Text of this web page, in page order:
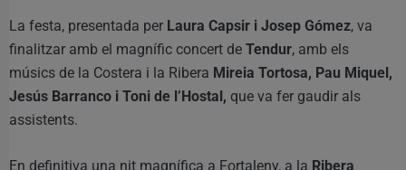
La festa, presentada per Laura Capsir i Josep Gómez, va
finalitzar amb el magnífic concert de Tendur, amb els
músics de la Costera i la Ribera Mireia Tortosa, Pau Miquel,
Jesús Barranco i Toni de l’Hostal, que va fer gaudir als
assistents.
En definitiva una nit magnífica a Fortaleny, a la Ribera